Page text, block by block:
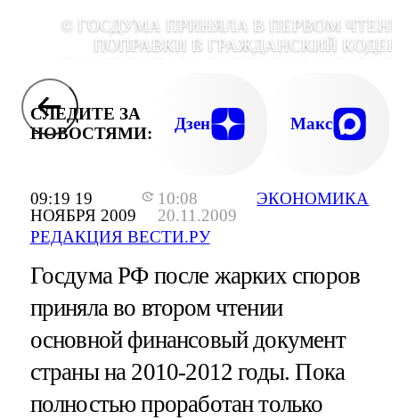
09:19 19
НОЯБРЯ 2009
10:08
20.11.2009
РЕДАКЦИЯ ВЕСТИ.РУ
ЭКОНОМИКА
© ГОСДУМА ПРИНЯЛА В ПЕРВОМ
ПОПРАВКИ В ГРАЖДАНСКИЙ
ПОГАШАТЬ КРЕДИТЫ БЕЗ СОГЛАСИЯ
И
СЛЕДИТЕ ЗА
НОВОСТЯМИ:
Дзен Макс
Госдума РФ после жарких споров
приняла во втором чтении
основной финансовый документ
страны на 2010-2012 годы. Пока
полностью проработан только